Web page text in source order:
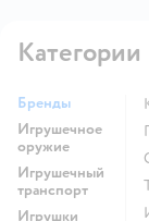
Категории
Бренды
Игрушечное
оружие
Игрушечный
транспорт
Игрушки